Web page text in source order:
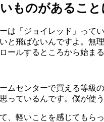
ものがあるこ
は「ジョイレッド」って
と飛ばないんですよ。無
ールするところから始ま
ムセンターで買える等級
っているんです。僕が使
、軽いことを感じてもら